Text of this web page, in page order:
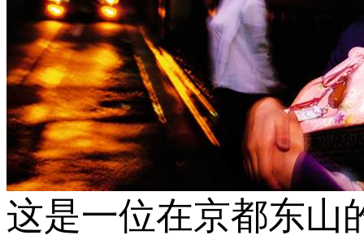
这是一位在京都东山